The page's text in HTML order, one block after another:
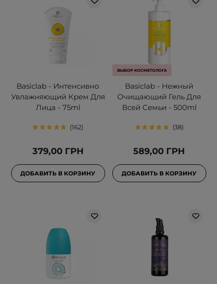
Basiclab - Интенсивно
Увлажняющий Крем Для
Лица - 75ml
162
379,00 ГРН
ДОБАВИТЬ В КОРЗИНУ
ВЫБОР КОСМЕТОЛОГА
Basiclab - Нежный
Очищающий Гель Для
Всей Семьи - 500ml
38
589,00 ГРН
ДОБАВИТЬ В КОРЗИНУ